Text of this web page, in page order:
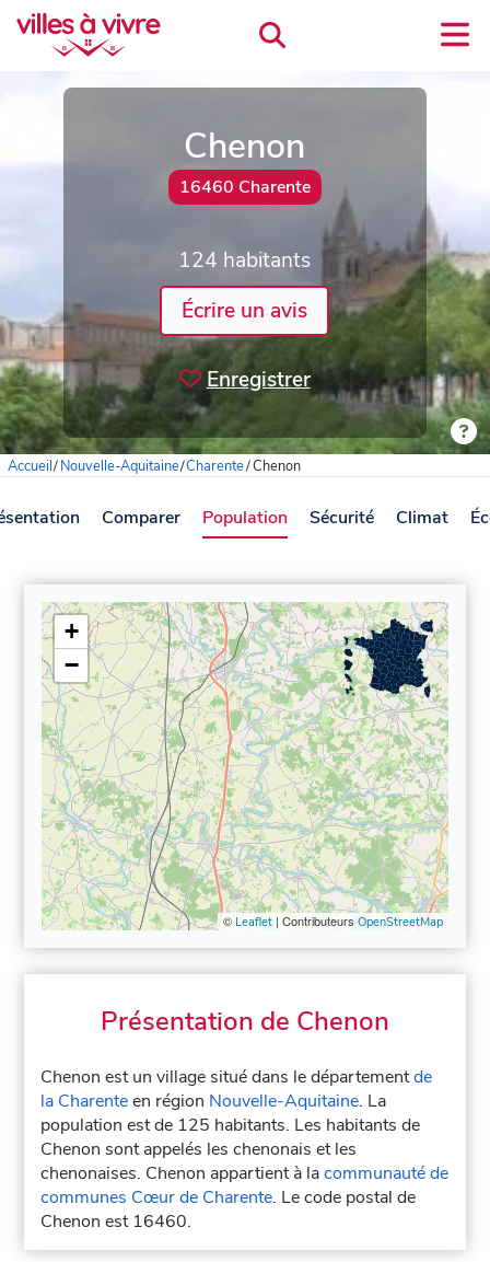
Chenon
16460 Charente
124 habitants
Écrire un avis
Enregistrer
Accueil/Nouvelle-Aquitaine/Charente/Chenon
Comparer Population Sécurité Climat
+
−
© Leaflet| Contributeurs OpenStreetMap
Présentation de Chenon
Chenon est un village situé dans le départementde
la Charenteen région Nouvelle-Aquitaine. La
population est de 125 habitants. Les habitants de
Chenon sont appelés les chenonais et les
chenonaises. Chenon appartient à lacommunauté de
communes Cœur de Charente. Le code postal de
Chenon est 16460.